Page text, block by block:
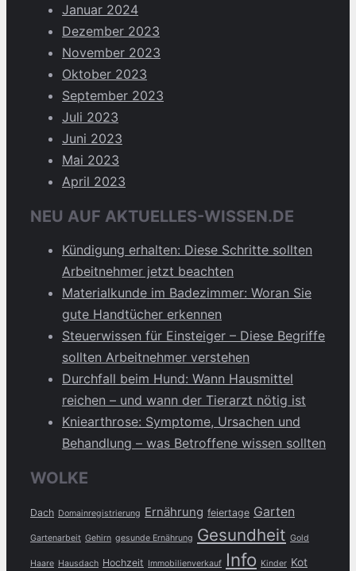
Januar 2024
Dezember 2023
November 2023
Oktober 2023
September 2023
Juli 2023
Juni 2023
Mai 2023
April 2023
NEU AUF AKTUELLES-WISSEN.DE
Kündigung erhalten: Diese Schritte sollten
Arbeitnehmer jetzt beachten
Materialkunde im Badezimmer: Woran Sie
gute Handtücher erkennen
Steuerwissen für Einsteiger – Diese Begriffe
sollten Arbeitnehmer verstehen
Durchfall beim Hund: Wann Hausmittel
reichen – und wann der Tierarzt nötig ist
Kniearthrose: Symptome, Ursachen und
Behandlung – was Betroffene wissen sollten
WOLKE
Dach Domainregistrierung Ernährung feiertage Garten
Gartenarbeit Gehirn gesunde Ernährung Gesundheit Gold
Haare Hausdach Hochzeit Immobilienverkauf Info Kinder Kot